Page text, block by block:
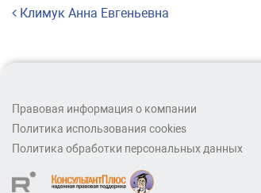
Навигация по записям
Климук Анна Евгеньевна
Правовая информация о компании
Политика использования cookies
Политика обработки персональных данных